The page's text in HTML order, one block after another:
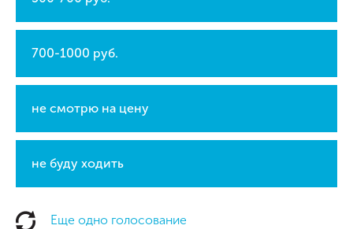
700-1000 руб.
не смотрю на цену
не буду ходить
Еще одно голосование